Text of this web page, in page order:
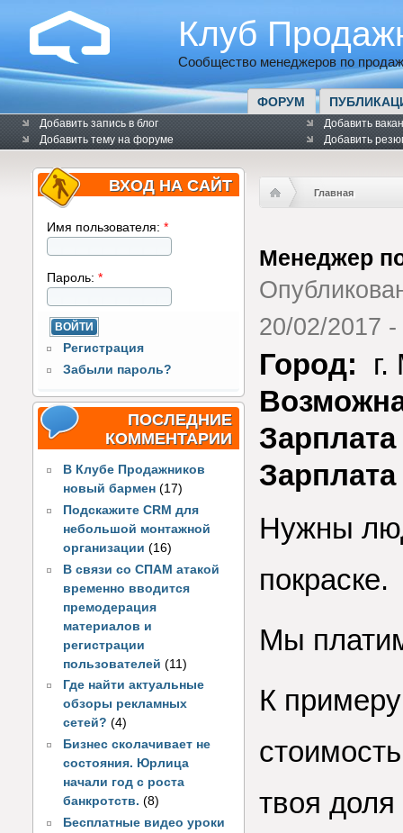
Клуб
Сообщество менеджеров по
ФОРУМ
Добавить запись в блог
Добавить тему на форуме
Добавить
Добавить
ВХОД НА САЙТ
Имя пользователя: *
Пароль: *
Регистрация
Забыли пароль?
ПОСЛЕДНИЕ
КОММЕНТАРИИ
В Клубе Продажников
новый бармен (17)
Подскажите CRM для
небольшой монтажной
организации (16)
В связи со СПАМ атакой
временно вводится
премодерация
материалов и
регистрации
пользователей(11)
Где найти актуальные
обзоры рекламных
сетей? (4)
Бизнес сколачивает не
состояния. Юрлица
начали год с роста
банкротств. (8)
Бесплатные видео уроки
Главная
Менеджер
20/02/2017 -
Город:
Нужны
покраске.
Мы
К
твоя